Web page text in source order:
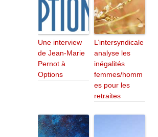
Une interview
de Jean-Marie
Pernot à
Options
L’intersyndicale
analyse les
inégalités
femmes/homm
es pour les
retraites